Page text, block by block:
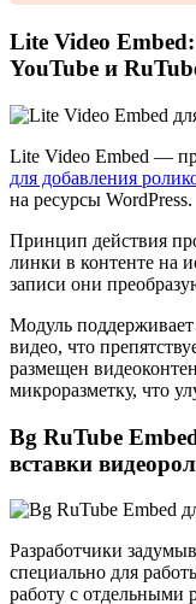
Lite Video
YouTube и
Lite Video Embed —
для добавления
на ресурсы WordPress.
Принцип действия
линки в контенте на
записи они
Модуль
видео, что
размещен
микроразметку, что
Bg RuTube
вставки
Разработчики
специально для
работу с